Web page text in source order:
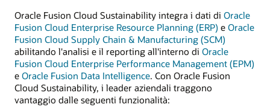
Oracle Fusion Cloud Sustainability integra i dati di Oracle
Fusion Cloud Enterprise Resource Planning (ERP) e Oracle
Fusion Cloud Supply Chain & Manufacturing (SCM)
abilitando l'analisi e il reporting all'interno di Oracle
Fusion Cloud Enterprise Performance Management (EPM)
e Oracle Fusion Data Intelligence. Con Oracle Fusion
Cloud Sustainability, i leader aziendali traggono
vantaggio dalle seguenti funzionalità: